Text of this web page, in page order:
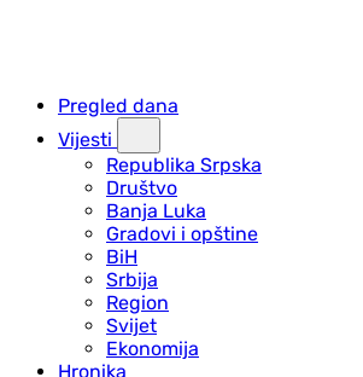
Pregled dana
Vijesti
Republika Srpska
Društvo
Banja Luka
Gradovi i opštine
BiH
Srbija
Region
Svijet
Ekonomija
Hronika